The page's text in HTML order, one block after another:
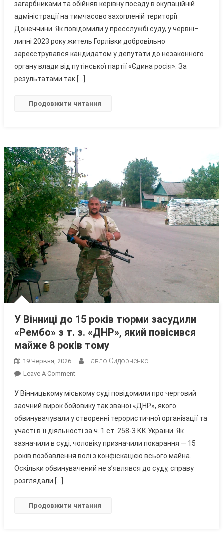
Држзраду
Заочно
Засудили
Фейкового
Фейкової
Міськради
загарбниками та обійняв керівну посаду в окупаційній
адміністрації на тимчасово захопленій території
Донеччини. Як повідомили у пресслужбі суду, у червні–
липні 2023 року житель Горлівки добровільно
зареєструвався кандидатом у депутати до незаконного
органу влади від путінської партії «Єдина росія». За
результатами так […]
Продовжити читання
У Вінниці до 15 років тюрми засудили
«Рембо» з т. з. «ДНР», який повісився
майже 8 років тому
19 Червня, 2026 Павло Сидорченко
Leave A CommentOn
Вінниці
До
15
Років
Тюрми
Засудили
«Рембо»
У Вінницькому міському суді повідомили про черговий
заочний вирок бойовику так званої «ДНР», якого
обвинувачували у створенні терористичної організації та
участі в її діяльності за ч. 1 ст. 258-3 КК України. Як
зазначили в суді, чоловіку призначили покарання — 15
років позбавлення волі з конфіскацією всього майна.
Оскільки обвинувачений не з’являвся до суду, справу
розглядали […]
Продовжити читання